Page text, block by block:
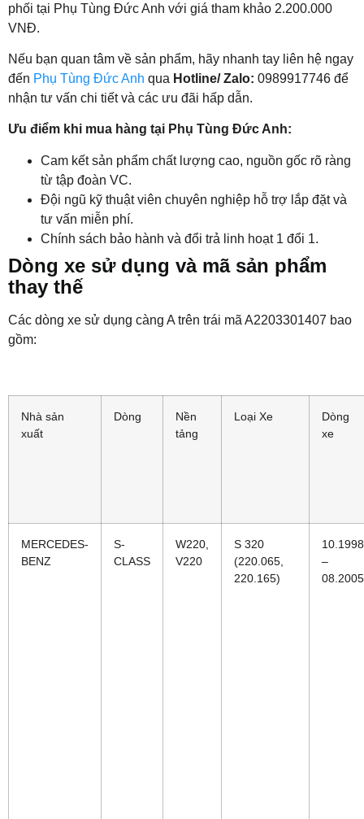
phối tại Phụ Tùng Đức Anh với giá tham khảo 2.200.000
VNĐ.
Nếu bạn quan tâm về sản phẩm, hãy nhanh tay liên hệ ngay
đến Phụ Tùng Đức Anh qua Hotline/ Zalo: 0989917746 để
nhận tư vấn chi tiết và các ưu đãi hấp dẫn.
Ưu điểm khi mua hàng tại Phụ Tùng Đức Anh:
Cam kết sản phẩm chất lượng cao, nguồn gốc rõ ràng
từ tập đoàn VC.
Đội ngũ kỹ thuật viên chuyên nghiệp hỗ trợ lắp đặt và
tư vấn miễn phí.
Chính sách bảo hành và đổi trả linh hoạt 1 đổi 1.
Dòng xe sử dụng và mã sản phẩm
thay thế
Các dòng xe sử dụng càng A trên trái mã A2203301407 bao
gồm:
Nhà sản
xuất
Dòng
Nền
tảng
Loại Xe
Dòng
xe
MERCEDES-
BENZ
S-
CLASS
W220,
V220
S 320
(220.065,
220.165)
10.1998
–
08.2005